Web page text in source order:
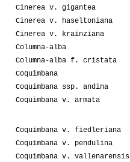
Cinerea v. gigantea
Cinerea v. haseltoniana
Cinerea v. krainziana
Columna-alba
Columna-alba f. cristata
Coquimbana
Coquimbana ssp. andina
Coquimbana v. armata
Coquimbana v. fiedleriana
Coquimbana v. pendulina
Coquimbana v. vallenarensis